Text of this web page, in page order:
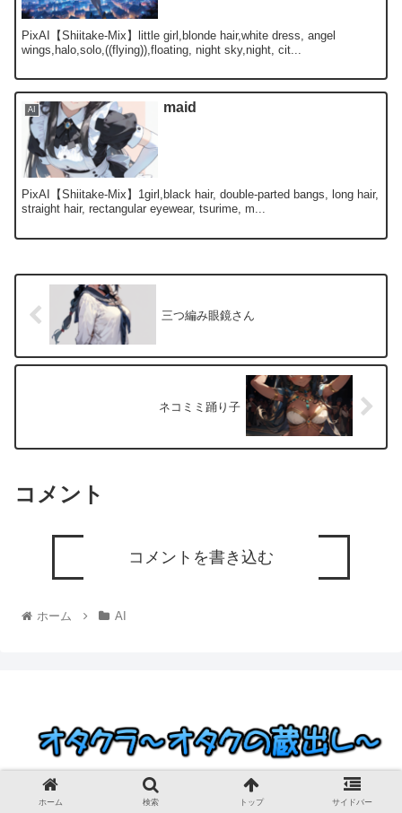
PixAI【Shiitake-Mix】little girl,blonde hair,white dress, angel
wings,halo,solo,((flying)),floating, night sky,night, cit...
AI maid
PixAI【Shiitake-Mix】1girl,black hair, double-parted bangs, long hair,
straight hair, rectangular eyewear, tsurime, m...
三つ編み眼鏡さん
ネコミミ踊り子
コメント
コメントを書き込む
ホーム AI
© 2023 オタクラ～オタクの蔵出し～.
ホーム 検索 トップ サイドバー